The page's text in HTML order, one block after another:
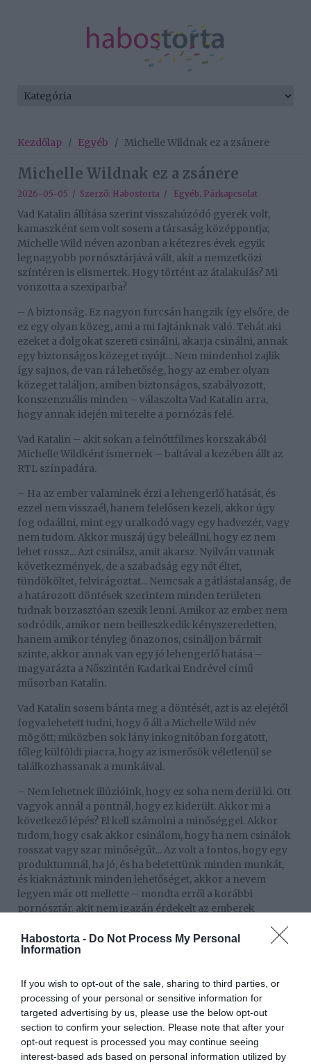
Habostorta - Do Not Process My Personal
Information
If you wish to opt-out of the sale, sharing to third parties, or
processing of your personal or sensitive information for
targeted advertising by us, please use the below opt-out
section to confirm your selection. Please note that after your
opt-out request is processed you may continue seeing
interest-based ads based on personal information utilized by
Kezdőlap / Egyéb / Michelle Wildnak ez a zsánere
Michelle Wildnak ez a zsánere
2026-05-05 / Szerző: Habostorta / Egyéb, Párkapcsolat
Vad Katalin állítása szerint visszahúzódó gyerek volt,
kamaszként sem volt sosem a társaság középpontja;
Michelle Wild néven azonban a kétezres évek egyik
legnagyobb pornósztárjává vált, akit a nemzetközi
színtéren is elismertek. Hogy történt az átalakulás? Mi
vonzotta a szexiparba?
– A biztonság. Ez nagyon furcsán hangzik így elsőre, de
ez egy olyan közeg, ami a mi fajtánknak való. Tehát aki
ezeket a dolgokat szereti csinálni, akarja csinálni, annak
egy biztonságos közeget nyújt... Nem mindenhol zajlik
így sajnos, de van rá lehetőség, hogy az ember olyan
közeget találjon, amiben biztonságos, szabályozott,
konszenzuális minden – válaszolta Vad Katalin arra,
hogy annak idején mi terelte a pornózás felé.
Vad Katalin – akit sokan a felnőttfilmes korszakából
Michelle Wildként ismernek – baltával a kezében állt az
RTL színpadára.
– Ha az ember valaminek érzi a lehengerlő hatását, és
ezzel nem visszaél, hanem felelősen kezeli, akkor úgy
fog odaállni, mint egy uralkodó vagy egy hadvezér, vagy
nem tudom. Akkor muszáj úgy beleállni, hogy ez nem
lehet rossz... Azt csinálsz, amit akarsz. Nyilván vannak
következmények, de a szabadság egy nőt éltet,
tündököltet, felvirágoztat... Nemcsak a gátlástalanság, de
a határozott döntések szerintem minden területen
tudnak borzasztóan szexik lenni. Amikor az ember nem
sodródik, amikor nem beilleszkedik kényszeredetten,
hanem amikor tényleg önazonos, csináljon bármit
szinte, akkor annak van egy jó lehengerlő hatása –
magyarázta a Nőszintén Kadarkai Endrével című
műsorban Katalin.
Vad Katalin sosem bánta meg a döntését, azt is az elejétől
fogva lehetett tudni, hogy ő áll a Michelle Wild név
mögött; miközben sok lány inkognitóban forgatott,
főleg külföldi piacra, hogy az ismerősök véletlenül se
találkozhassanak a munkáival.
– Nem lehetnek illúzióink, hogy ez soha nem derül ki. Ott
vagyok annál a pontnál, hogy ez kiderült. Akkor mi a
következő lépés? El kell számolni a minőséggel. Akkor
tudom, hogy csak akkor csinálom, hogy ha nem csinálok
rosszat vagy szar minőségűt... Az volt a fontos, hogy egy
produktumnál, ha jó, és ha beletettünk minden munkát,
és kiaknáztunk minden lehetőséget, akkor a nevem
legyen már ott mellette – mondta erről a korábbi
pornósztár, akit nem igazán érdekelt az emberek
– Úgyis szólnak valamit. Mindig szólnak valamit. Ha anya
ha ilyen a férjed, vagy olyan a férjed, akkor arra. Igazából
úgyse lehet előle elmenekülni, és hát nekem nekem ez
tűnt a legbiztonságosabbnak. Ezt is meg kell csinálni
valakinek... Ne másét nézzem, ami esetleg nem úgy
sikerült, ahogy nekem tetszik – fejtette ki Kadarkai
Endrének.